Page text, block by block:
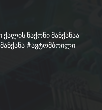
ნაქონი მანქანაა
#ავტომბოილი